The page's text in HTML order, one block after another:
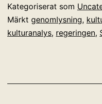
Kategoriserat som
Märkt genomlysning,
kulturanalys, regeringen,